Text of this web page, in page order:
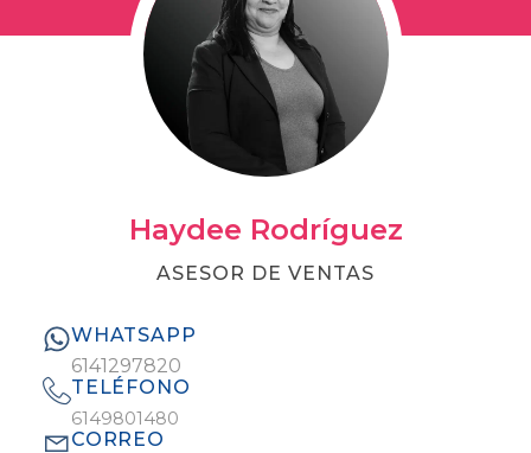
Haydee Rodríguez
ASESOR DE VENTAS
WHATSAPP
6141297820
TELÉFONO
6149801480
CORREO